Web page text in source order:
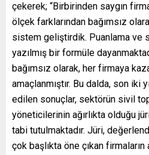
çekerek; “Birbirinden saygın
ölçek farklarından bağımsız
sistem geliştirdik. Puanlama ve
yazılmış bir formüle
bağımsız olarak, her firmaya
amaçlanmıştır. Bu dalda, son iki
edilen sonuçlar, sektörün sivil
yöneticilerinin ağırlıkta olduğu
tabi tutulmaktadır. Jüri,
çok başlıkta öne çıkan